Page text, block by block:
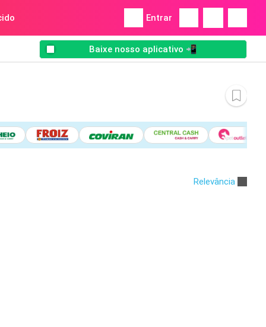
Entrar
Baixe nosso aplicativo 📲
Relevância